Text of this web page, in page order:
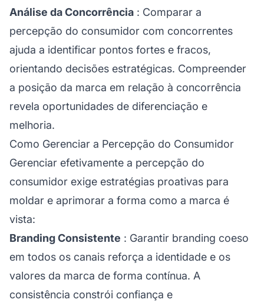
Análise da Concorrência : Comparar a
percepção do consumidor com concorrentes
ajuda a identificar pontos fortes e fracos,
orientando decisões estratégicas. Compreender
a posição da marca em relação à concorrência
revela oportunidades de diferenciação e
melhoria.
Como Gerenciar a Percepção do Consumidor
Gerenciar efetivamente a percepção do
consumidor exige estratégias proativas para
moldar e aprimorar a forma como a marca é
vista:
Branding Consistente : Garantir branding coeso
em todos os canais reforça a identidade e os
valores da marca de forma contínua. A
consistência constrói confiança e